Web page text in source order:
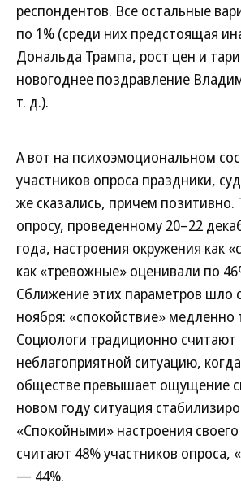
респондентов. Все остальные
по 1% (среди них предстоящая
Дональда Трампа, рост цен и
новогоднее поздравление
т. д.).
А вот на психоэмоциональном
участников опроса праздники,
же сказались, причем позитивно.
опросу, проведенному 20–22
года, настроения окружения как
как «тревожные» оценивали по
Сближение этих параметров шло
ноября: «спокойствие» медленно
Социологи традиционно считают
неблагоприятной ситуацию,
обществе превышает ощущение
новом году ситуация
«Спокойными» настроения
считают 48% участников
— 44%.